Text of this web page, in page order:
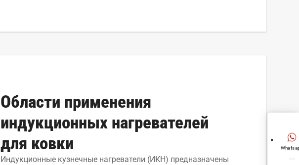
Области применения
индукционных нагревателей
для ковки
Индукционные кузнечные нагреватели (ИКН) предназначены